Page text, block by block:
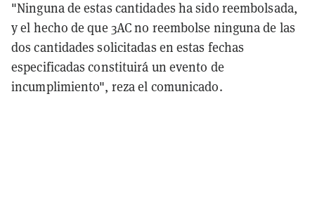
"Ninguna de estas cantidades ha sido reembolsada,
y el hecho de que 3AC no reembolse ninguna de las
dos cantidades solicitadas en estas fechas
especificadas constituirá un evento de
incumplimiento", reza el comunicado.